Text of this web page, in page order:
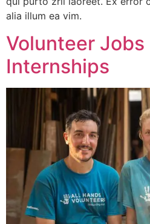
alia illum ea vim.
Volunteer Jobs
Internships